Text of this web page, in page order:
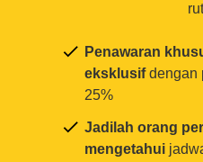
Penawaran
eksklusifdengan
25%
Jadilah orang
mengetahui